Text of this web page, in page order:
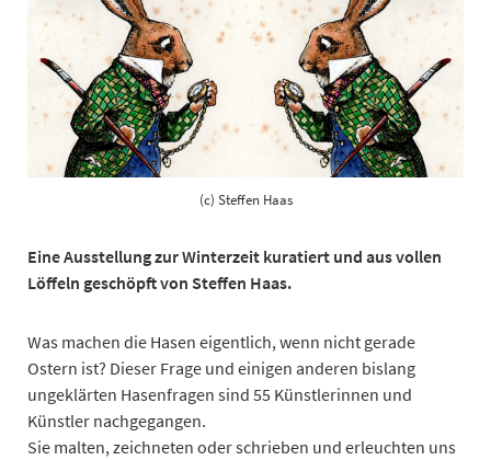
(c) Steffen Haas
Eine Ausstellung zur Winterzeit kuratiert und aus vollen
Löffeln geschöpft von Steffen Haas.
Was machen die Hasen eigentlich, wenn nicht gerade
Ostern ist? Dieser Frage und einigen anderen bislang
ungeklärten Hasenfragen sind 55 Künstlerinnen und
Künstler nachgegangen.
Sie malten, zeichneten oder schrieben und erleuchten uns